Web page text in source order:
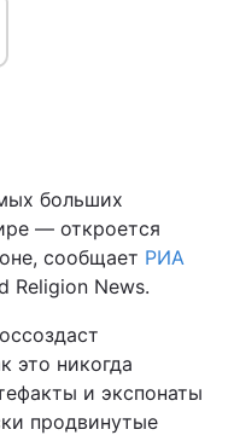
больших
— откроется
сообщает РИА
Religion News.
это никогда
и экспонаты
продвинутые